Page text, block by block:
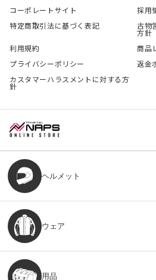
コーポレートサイト
採用
特定商取引法に基づく表記
古物
方針
利用規約
商品
プライバシーポリシー
返金
カスタマーハラスメントに対する方
針
ヘルメット
ウェア
用品